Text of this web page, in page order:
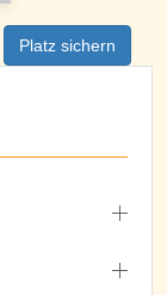
Platz sichern